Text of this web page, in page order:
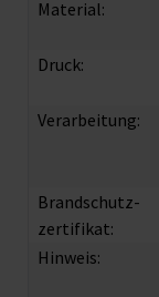
Material:
Druck:
Verarbeitung:
Brandschutz­
zertifikat:
Hinweis: